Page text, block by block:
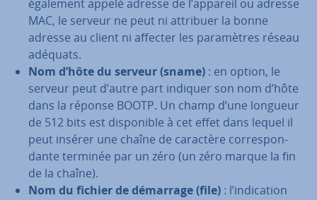
également appelé adresse de l’appareil ou adresse
MAC, le serveur ne peut ni attribuer la bonne
adresse au client ni affecter les pa­ra­mètres réseau
adéquats.
Nom d’hôte du serveur (sname) : en option, le
serveur peut d’autre part indiquer son nom d’hôte
dans la réponse BOOTP. Un champ d’une longueur
de 512 bits est dis­po­nible à cet effet dans lequel il
peut insérer une chaîne de caractère cor­res­pon­
dante terminée par un zéro (un zéro marque la fin
de la chaîne).
Nom du fichier de démarrage (file) : l’in­di­ca­tion